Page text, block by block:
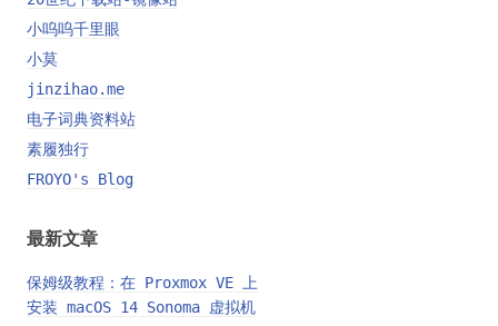
小呜呜千里眼
小莫
jinzihao.me
电子词典资料站
素履独行
FROYO's Blog
最新文章
保姆级教程：在 Proxmox VE 上
安装 macOS 14 Sonoma 虚拟机